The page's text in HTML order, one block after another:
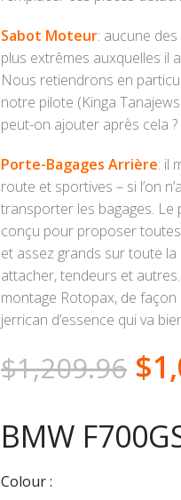
Sabot Moteur: aucune
plus extrêmes auxquelles il
Nous retiendrons en
notre pilote (Kinga
peut-on ajouter après cela
Porte-Bagages Arrière: il
route et sportives – si l’on
transporter les bagages.
conçu pour proposer
et assez grands sur toute
attacher, tendeurs et
montage Rotopax, de façon
jerrican d’essence qui va
$1,209.96 $
BMW
Colour